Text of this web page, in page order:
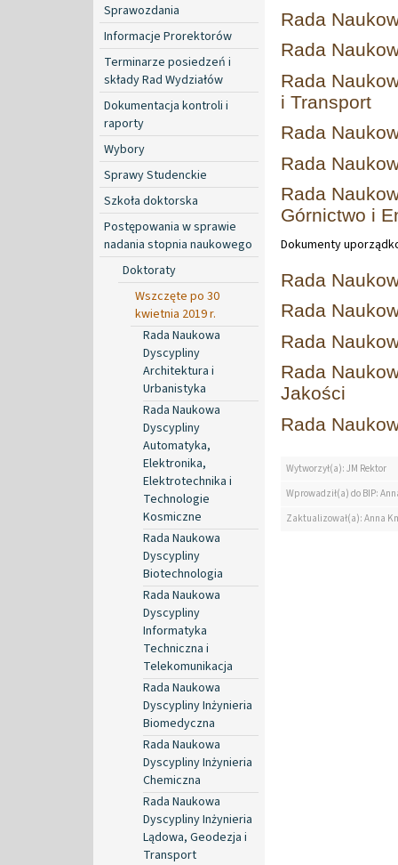
Sprawozdania
Informacje Prorektorów
Terminarze posiedzeń i
składy Rad Wydziałów
Dokumentacja kontroli i
raporty
Wybory
Sprawy Studenckie
Szkoła doktorska
Postępowania w sprawie
nadania stopnia naukowego
Doktoraty
Wszczęte po 30
kwietnia 2019 r.
Rada Naukowa
Dyscypliny
Architektura i
Urbanistyka
Rada Naukowa
Dyscypliny
Automatyka,
Elektronika,
Elektrotechnika i
Technologie
Kosmiczne
Rada Naukowa
Dyscypliny
Biotechnologia
Rada Naukowa
Dyscypliny
Informatyka
Techniczna i
Telekomunikacja
Rada Naukowa
Dyscypliny Inżynieria
Biomedyczna
Rada Naukowa
Dyscypliny Inżynieria
Chemiczna
Rada Naukowa
Dyscypliny Inżynieria
Lądowa, Geodezja i
Transport
Rada
Rada
Rada
i Transport
Rada
Rada
Rada
Górnictwo i
Dokumenty
Rada
Rada
Rada
Rada
Jakości
Rada
Wytworzył(a): JM Rektor
Wprowadził(a) do BIP:
Zaktualizował(a): Anna